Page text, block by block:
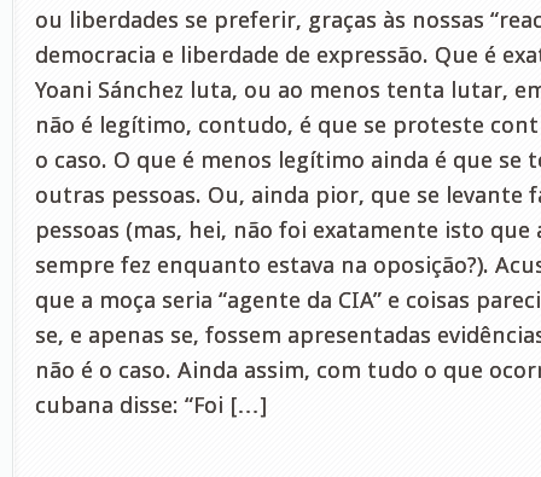
ou liberdades se preferir, graças às nossas
democracia e liberdade de expressão. Que é
Yoani Sánchez luta, ou ao menos tenta lutar,
não é legítimo, contudo, é que se proteste
o caso. O que é menos legítimo ainda é que se
outras pessoas. Ou, ainda pior, que se levante
pessoas (mas, hei, não foi exatamente isto que
sempre fez enquanto estava na oposição?).
que a moça seria “agente da CIA” e coisas
se, e apenas se, fossem apresentadas
não é o caso. Ainda assim, com tudo o que
cubana disse: “Foi […]